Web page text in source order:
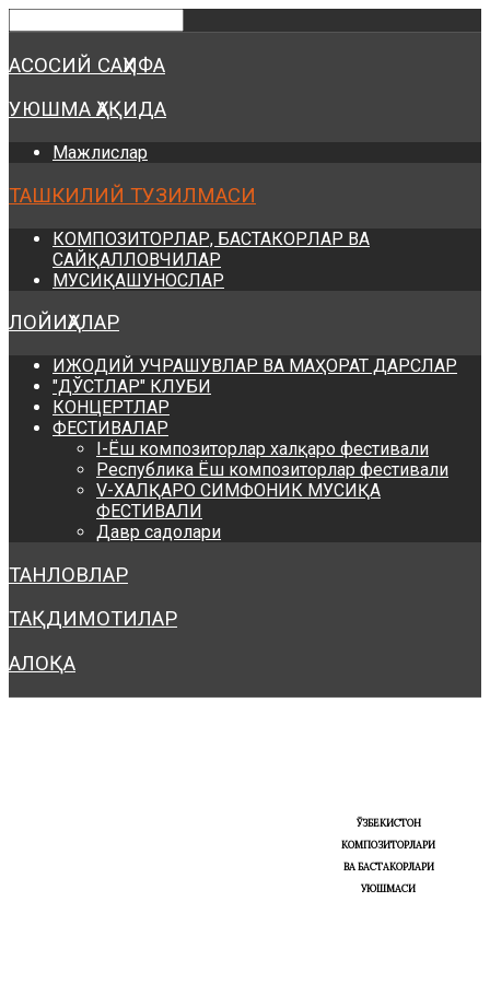
АСОСИЙ САҲИФА
УЮШМА ҲАҚИДА
Мажлислар
ТАШКИЛИЙ ТУЗИЛМАСИ
КОМПОЗИТОРЛАР, БАСТАКОРЛАР ВА
САЙҚАЛЛОВЧИЛАР
МУСИҚАШУНОСЛАР
ЛОЙИҲАЛАР
ИЖОДИЙ УЧРАШУВЛАР ВА МАҲОРАТ ДАРСЛАР
"ДЎСТЛАР" КЛУБИ
КОНЦЕРТЛАР
ФЕСТИВАЛАР
I-Ёш композиторлар халқаро фестивали
Республика Ёш композиторлар фестивали
V-ХАЛҚАРО СИМФОНИК МУСИҚА
ФЕСТИВАЛИ
Давр садолари
ТАНЛОВЛАР
ТАҚДИМОТИЛАР
АЛОҚА
ЎЗБЕКИСТОН
КОМПОЗИТОРЛАРИ
ВА БАСТАКОРЛАРИ
УЮШМАСИ
Предыдущий
год
Предыдущий
месяц
Следующий
год
Следующий
месяц